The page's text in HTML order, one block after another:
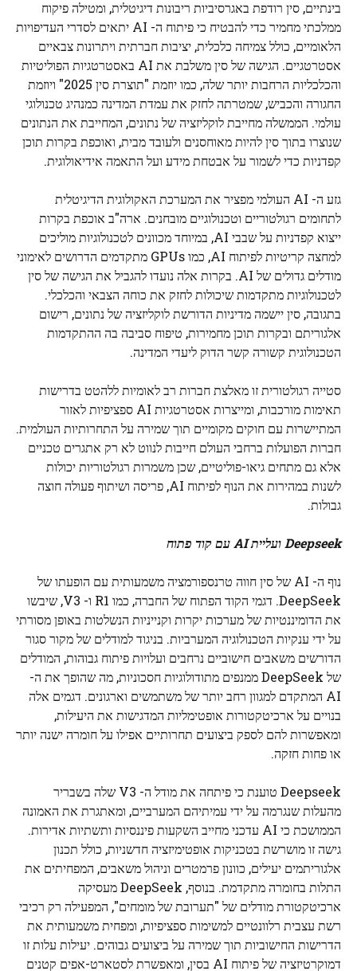
בינתיים, סין רודפת באגרסיביות ריבונות דיגיטלית, ומטילה פיקוח
ממלכתי מחמיר כדי להבטיח כי פיתוח ה- AI יתאים לסדרי העדיפויות
הלאומיים, כולל צמיחה כלכלית, יציבות חברתית ויתרונות צבאיים
אסטרטגיים. הגישה של סין משלבת את AI באסטרטגיות הפוליטיות
והכלכליות הרחבות יותר שלה, כמו יוזמת "תוצרת סין 2025" ויוזמת
החגורה והכביש, שמטרתה לחזק את עמדת המדינה כמנהיג טכנולוגי
עולמי. הממשלה מחייבת לוקליזציה של נתונים, המחייבת את הנתונים
שנוצרו בתוך סין להיות מאוחסנים ולעובד מבית, ואוכפת בקרות תוכן
קפדניות כדי לשמור על אבטחת מידע ועל התאמה אידיאולוגית.
גזע ה- AI העולמי מפציר את המערכת האקולוגית הדיגיטלית
לתחומים רגולטוריים וטכנולוגיים מובחנים. ארה"ב אוכפת בקרות
ייצוא קפדניות על שבבי AI, במיוחד מכוונים לטכנולוגיות מוליכים
למחצה קריטיות לפיתוח AI, כמו GPUs מתקדמים הדרושים לאימוני
מודלים גדולים של AI. בקרות אלה נועדו להגביל את הגישה של סין
לטכנולוגיות מתקדמות שיכולות לחזק את כוחה הצבאי והכלכלי.
בתגובה, סין יישמה מדיניות הדורשת לוקליזציה של נתונים, רישום
אלגוריתם ובקרות תוכן מחמירות, טיפוח סביבה בה ההתקדמות
הטכנולוגית קשורה קשר הדוק ליעדי המדינה.
סטייה רגולטורית זו מאלצת חברות רב לאומיות ללהטט בדרישות
תאימות מורכבות, ומייצרות אסטרטגיות AI ספציפיות לאזור
המתיישרות עם חוקים מקומיים תוך שמירה על התחרותיות העולמית.
חברות הפועלות ברחבי העולם חייבות לנווט לא רק אתגרים טכניים
אלא גם מתחים גיאו-פוליטיים, שכן משמרות רגולטוריות יכולות
לשנות במהירות את הנוף לפיתוח AI, פריסה ושיתוף פעולה חוצה
גבולות.
Deepseek ועליית AI עם קוד פתוח
נוף ה- AI של סין חווה טרנספורמציה משמעותית עם הופעתו של
DeepSeek. דגמי הקוד הפתוח של החברה, כמו R1 ו- V3, שיבשו
את הדומיננטיות של מערכות יקרות וקנייניות הנשלטות באופן מסורתי
על ידי ענקיות הטכנולוגיה המערביות. בניגוד למודלים של מקור סגור
הדורשים משאבים חישוביים נרחבים ועלויות פיתוח גבוהות, המודלים
של DeepSeek ממנפים מתודולוגיות חסכוניות, מה שהופך את ה-
AI המתקדם למגוון רחב יותר של משתמשים וארגונים. דגמים אלה
בנויים על ארכיטקטורות אופטימליות המדגישות את היעילות,
ומאפשרות להם לספק ביצועים תחרותיים אפילו על חומרה ישנה יותר
או פחות חזקה.
Deepseek טוענת כי פיתחה את מודל ה- V3 שלה בשבריר
מהעלות שנגרמה על ידי עמיתיהם המערביים, ומאתגרת את האמונה
הממושכת כי AI עדכני מחייב השקעות פיננסיות ותשתיות אדירות.
גישה זו מושרשת בטכניקות אופטימיזציה חדשניות, כולל תכנון
אלגוריתמים יעילים, כוונון פרמטרים וניהול משאבים, המפחיתים את
התלות בחומרה מתקדמת. בנוסף, DeepSeek מעסיקה
ארכיטקטורת מודלים של "תערובת של מומחים", המפעילה רק רכיבי
רשת עצבית רלוונטיים למשימות ספציפיות, ומפחית משמעותית את
הדרישות החישוביות תוך שמירה על ביצועים גבוהים. יעילות עלות זו
דמוקרטיזציה של פיתוח AI בסין, ומאפשרת לסטארט-אפים קטנים